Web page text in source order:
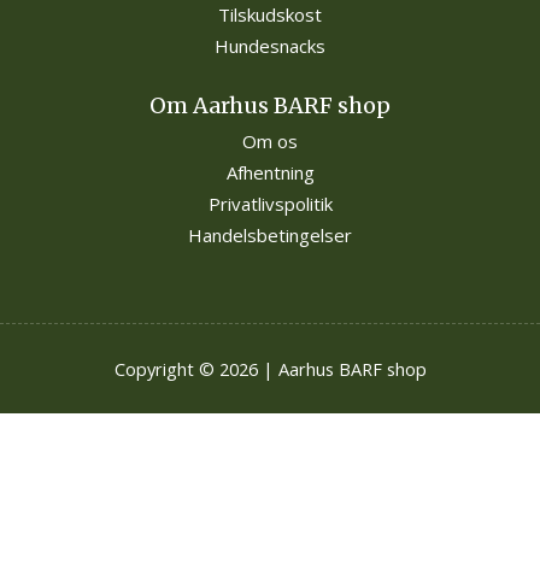
Tilskudskost
Hundesnacks
Om Aarhus BARF shop
Om os
Afhentning
Privatlivspolitik
Handelsbetingelser
Copyright © 2026 | Aarhus BARF shop